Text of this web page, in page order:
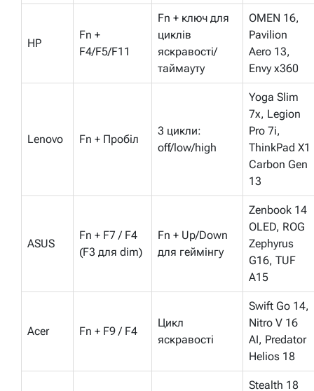
HP
Fn +
F4/F5/F11
Fn + ключ для
циклів
яскравості/
таймауту
OMEN 16,
Pavilion
Aero 13,
Envy x360
Lenovo Fn + Пробіл
3 цикли:
off/low/high
Yoga Slim
7x, Legion
Pro 7i,
ThinkPad X1
Carbon Gen
13
ASUS
Fn + F7 / F4
(F3 для dim)
Fn + Up/Down
для геймінгу
Zenbook 14
OLED, ROG
Zephyrus
G16, TUF
A15
Acer Fn + F9 / F4
Цикл
яскравості
Swift Go 14,
Nitro V 16
AI, Predator
Helios 18
Stealth 18